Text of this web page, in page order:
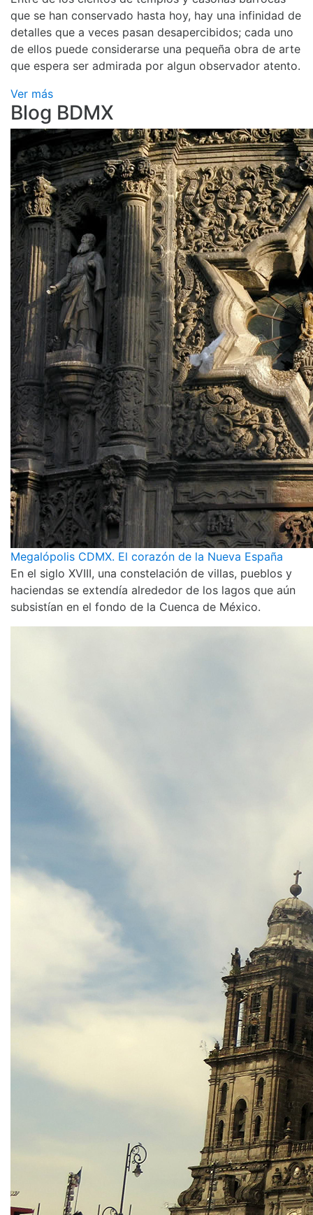
que se han conservado hasta hoy, hay una infinidad de
detalles que a veces pasan desapercibidos; cada uno
de ellos puede considerarse una pequeña obra de arte
que espera ser admirada por algun observador atento.
Ver más
Blog BDMX
Megalópolis CDMX. El corazón de la Nueva España
En el siglo XVIII, una constelación de villas, pueblos y
haciendas se extendía alrededor de los lagos que aún
subsistían en el fondo de la Cuenca de México.